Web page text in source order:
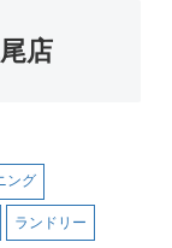
店
ング
ランドリー